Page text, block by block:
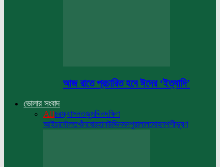
আজ রাতে প্রচারিত হবে ঈদের ‘ইত্যাদি’
ভোলার সংবাদ
Allচরফ্যাসনতজুমদ্দিনদক্ষিণ
আইচাদৌলতখাঁনবোরহানউদ্দিনমনপুরালালমোহনশশীভূষণ